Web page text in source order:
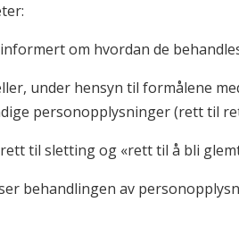
om hvordan de
under hensyn til formålene
personopplysninger (rett til
til sletting og «rett til å bli
behandlingen av